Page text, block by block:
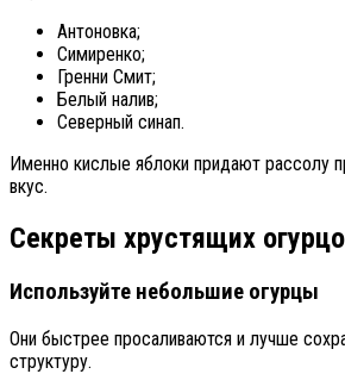
Антоновка;
Симиренко;
Гренни Смит;
Белый налив;
Северный синап.
Именно кислые яблоки придают рассолу
вкус.
Секреты хрустящих
Используйте небольшие огурцы
Они быстрее просаливаются и лучше
структуру.